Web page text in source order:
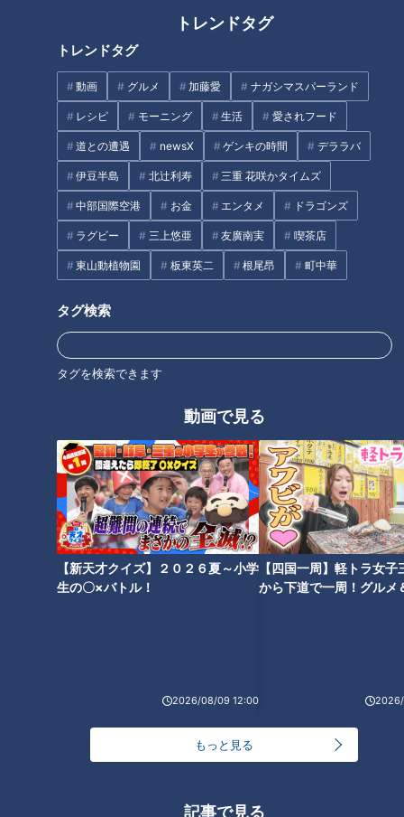
トレンドタグ
トレンドタグ
動画 グルメ 加藤愛 ナガシマスパーランド
レシピ モーニング 生活 愛されフード
道との遭遇 newsX ゲンキの時間 デララバ
伊豆半島 北辻利寿 三重 花咲かタイムズ
中部国際空港 お金 エンタメ ドラゴンズ
ラグビー 三上悠亜 友廣南実 喫茶店
東山動植物園 板東英二 根尾昂 町中華
タグ検索
タグを検索できます
動画で見る
【新天才クイズ】２０２６夏～小学
生の〇×バトル！
2026/08/09 12:00
【四国一周】軽トラ女子
から下道で一周！グルメ
もっと見る
記事で見る
「遊び心」と「弱気」
3時のヒロインが三重・鳥羽市
で絶品浦村かきを堪能！リニュ
ーアル展望台＆世界のVIPも食
べた名物マドレーヌも
「正捕手なんて・・・。レギュ
ラーキャッチャーでさえまだま
だ」―井上竜の若き司令塔・石
伊雄太が自身に“不適格”の烙印
を押した最もたる理由
タグ
スポーツ 中日ドラゴンズ サンデードラゴンズ
とある妄想しがちなファンのドラゴンズ見聞録 松葉貴大
オススメ関連コンテンツ
本拠地ドーム歓喜！ドラゴン
ズ“井上劇場”ハラハラドキドキ
の魅力満開
ドラゴンズは変わったのか？井
上竜“試行錯誤”のハマスタ開幕
３連戦を斬る！
る！元侍ジャパンのエリート戦
いざ出陣！井上ドラゴンズへ２
つの願い「開幕ダッシュ」と
「大化け選手の登場」